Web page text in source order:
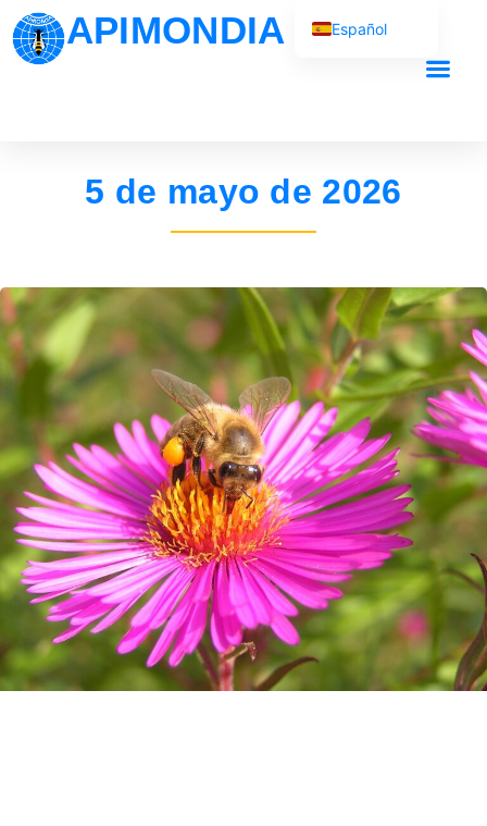
APIMONDIA
5 de mayo de 2026
Español
Русский